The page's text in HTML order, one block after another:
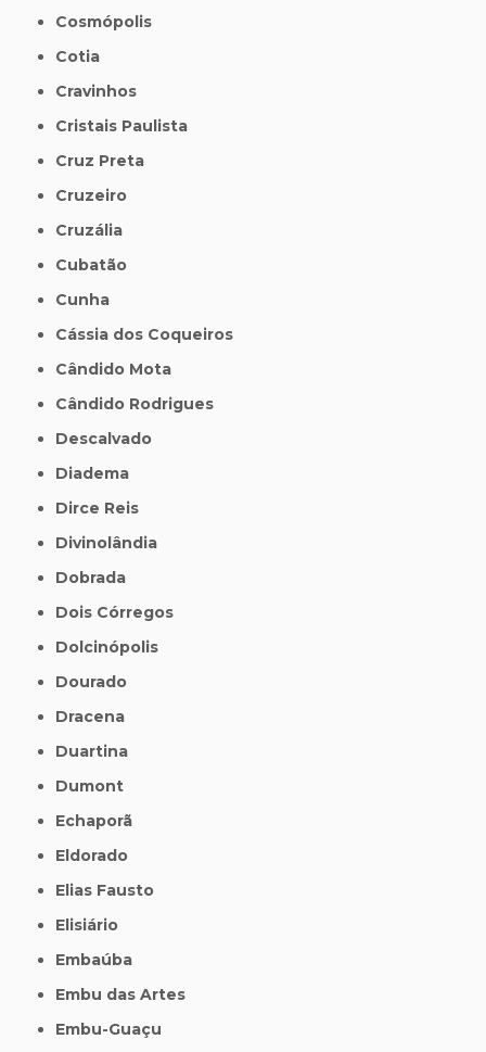
Cosmópolis
Cotia
Cravinhos
Cristais Paulista
Cruz Preta
Cruzeiro
Cruzália
Cubatão
Cunha
Cássia dos Coqueiros
Cândido Mota
Cândido Rodrigues
Descalvado
Diadema
Dirce Reis
Divinolândia
Dobrada
Dois Córregos
Dolcinópolis
Dourado
Dracena
Duartina
Dumont
Echaporã
Eldorado
Elias Fausto
Elisiário
Embaúba
Embu das Artes
Embu-Guaçu